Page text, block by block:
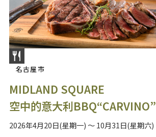
名古屋市
MIDLAND SQUARE
空中的意大利BBQ“CARVINO”
2026年4月20日(星期一) ～ 10月31日(星期六)